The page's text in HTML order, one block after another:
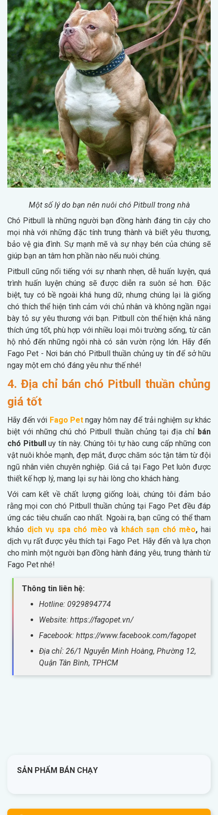
Một số lý do bạn nên nuôi chó Pitbull trong nhà
Chó Pitbull là những người bạn đồng hành đáng tin cậy cho
mọi nhà với những đặc tính trung thành và biết yêu thương,
bảo vệ gia đình. Sự mạnh mẽ và sự nhạy bén của chúng sẽ
giúp bạn an tâm hơn phần nào nếu nuôi chúng.
Pitbull cũng nổi tiếng với sự nhanh nhẹn, dễ huấn luyện, quá
trình huấn luyện chúng sẽ được diễn ra suôn sẻ hơn. Đặc
biệt, tuy có bề ngoài khá hung dữ, nhưng chúng lại là giống
chó thích thể hiện tình cảm với chủ nhân và không ngần ngại
bày tỏ sự yêu thương với bạn. Pitbull còn thể hiện khả năng
thích ứng tốt, phù hợp với nhiều loại môi trường sống, từ căn
hộ nhỏ đến những ngôi nhà có sân vườn rộng lớn. Hãy đến
Fago Pet - Nơi bán chó Pitbull thuần chủng uy tín để sở hữu
ngay một em chó đáng yêu như thế nhé!
4. Địa chỉ bán chó Pitbull thuần chủng
giá tốt
Hãy đến với Fago Petngay hôm nay để trải nghiệm sự khác
biệt với những chú chó Pitbull thuần chủng tại địa chỉ bán
chó Pitbulluy tín này. Chúng tôi tự hào cung cấp những con
vật nuôi khỏe mạnh, đẹp mắt, được chăm sóc tận tâm từ đội
ngũ nhân viên chuyên nghiệp. Giá cả tại Fago Pet luôn được
thiết kế hợp lý, mang lại sự hài lòng cho khách hàng.
Với cam kết về chất lượng giống loài, chúng tôi đảm bảo
rằng mọi con chó Pitbull thuần chủng tại Fago Pet đều đáp
ứng các tiêu chuẩn cao nhất. Ngoài ra, bạn cũng có thể tham
khảo dịch vụ spa chó mèo và khách sạn chó mèo,hai
dịch vụ rất được yêu thích tại Fago Pet. Hãy đến và lựa chọn
cho mình một người bạn đồng hành đáng yêu, trung thành từ
Fago Pet nhé!
Thông tin liên hệ:
Hotline: 0929894774
Website: https://fagopet.vn/
Facebook: https://www.facebook.com/fagopet
Địa chỉ: 26/1 Nguyễn Minh Hoàng, Phường 12,
Quận Tân Bình, TPHCM
SẢN PHẨM BÁN CHẠY